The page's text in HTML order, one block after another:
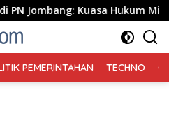
Kuasa Hukum Minta Tiga
PEMERINTAHAN TECHNO